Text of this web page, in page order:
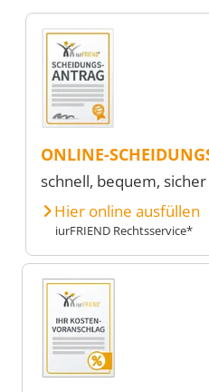
ONLINE-
schnell, bequem, sicher
Hier online ausfüllen
iurFRIEND Rechtsservice*